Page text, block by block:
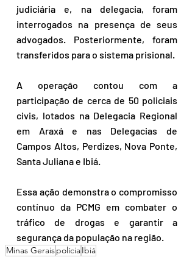
judiciária e, na delegacia, foram
interrogados na presença de seus
advogados. Posteriormente, foram
transferidos para o sistema prisional.
A operação contou com a
participação de cerca de 50 policiais
civis, lotados na Delegacia Regional
em Araxá e nas Delegacias de
Campos Altos, Perdizes, Nova Ponte,
Santa Juliana e Ibiá.
Essa ação demonstra o compromisso
contínuo da PCMG em combater o
tráfico de drogas e garantir a
segurança da população na região.
Minas GeraispolíciaIbiá